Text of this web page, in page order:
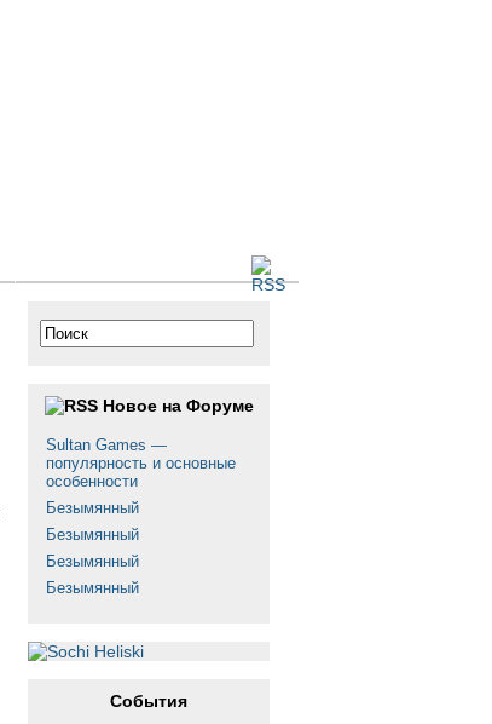
Новое на Форуме
Sultan Games —
популярность и основные
особенности
Безымянный
Безымянный
Безымянный
Безымянный
События